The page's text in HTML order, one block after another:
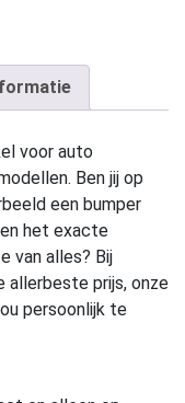
voor auto
Ben jij op
een bumper
het exacte
van alles? Bij
allerbeste prijs, onze
persoonlijk te